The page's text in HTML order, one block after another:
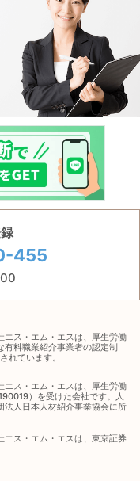
455
エス・エム・エスは、厚生労働
有料職業紹介事業者の認定制
れています。
エス・エム・エスは、厚生労働
）を受けた会社です。人
法人日本人材紹介事業協会に所
エス・エム・エスは、東京証券